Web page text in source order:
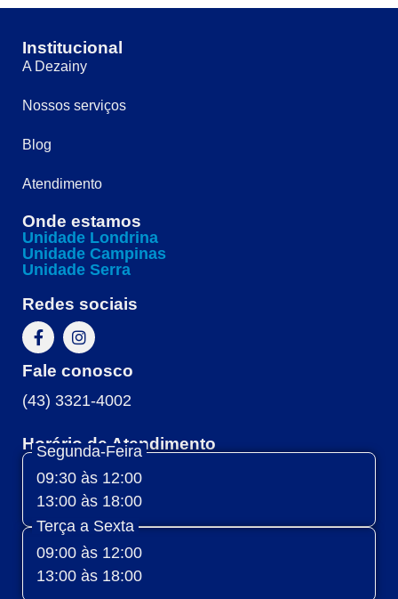
Institucional
A Dezainy
Nossos serviços
Blog
Atendimento
Onde estamos
Unidade Londrina
Unidade Campinas
Unidade Serra
Redes sociais
Fale conosco
(43) 3321-4002
Horário de Atendimento
Segunda-Feira
09:30 às 12:00
13:00 às 18:00
Terça a Sexta
09:00 às 12:00
13:00 às 18:00